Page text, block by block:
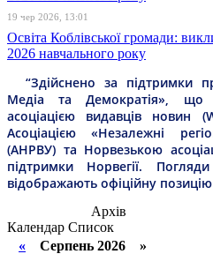
19 чер 2026, 13:01
Освіта Коблівської громади:
2026 навчального року
“Здійснено за підтримки
Медіа та Демократія», що
асоціацією видавців новин
Асоціацією «Незалежні
(АНРВУ) та Норвезькою
підтримки Норвегії.
відображають офіційну
Архів
Календар Список
« Серпень 2026 »